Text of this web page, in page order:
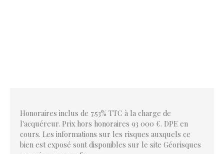
Honoraires inclus de 7.53% TTC à la charge de
l'acquéreur. Prix hors honoraires 93 000 €. DPE en
cours. Les informations sur les risques auxquels ce
bien est exposé sont disponibles sur le site Géorisques